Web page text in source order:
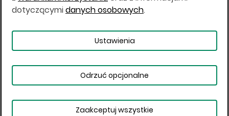
w danej jurysdykcji określają, czy jest możliwe
nabycie poszczególnych produktów
Copyright © 2026 BOŚ | BOSSA.PL
Warunki korzystania
Dane osobowe
dotyczącymidanych osobowych.
Ustawienia
Odrzuć opcjonalne
Zaakceptuj wszystkie